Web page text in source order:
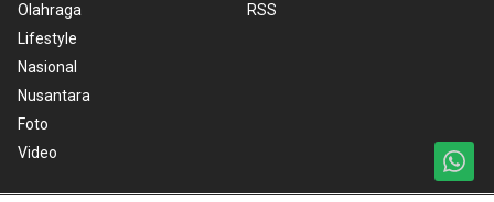
Olahraga
Lifestyle
Nasional
Nusantara
Foto
Video
RSS